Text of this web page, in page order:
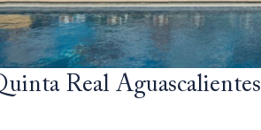
Real Aguascalientes